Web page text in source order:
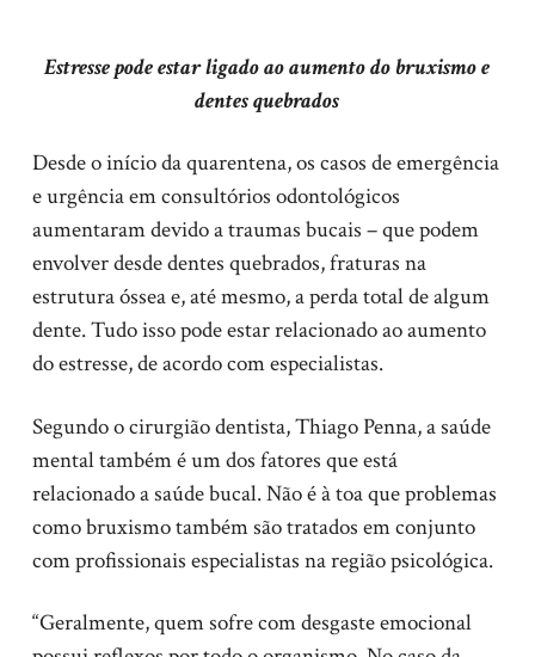
Estresse pode estar ligado ao aumento do bruxismo e
dentes quebrados
Desde o início da quarentena, os casos de emergência
e urgência em consultórios odontológicos
aumentaram devido a traumas bucais – que podem
envolver desde dentes quebrados, fraturas na
estrutura óssea e, até mesmo, a perda total de algum
dente. Tudo isso pode estar relacionado ao aumento
do estresse, de acordo com especialistas.
Segundo o cirurgião dentista, Thiago Penna, a saúde
mental também é um dos fatores que está
relacionado a saúde bucal. Não é à toa que problemas
como bruxismo também são tratados em conjunto
com profissionais especialistas na região psicológica.
“Geralmente, quem sofre com desgaste emocional